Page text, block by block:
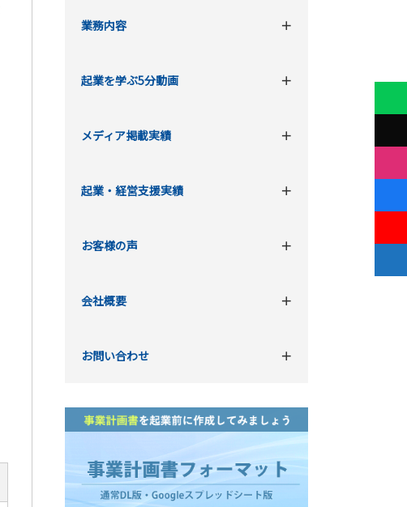
業務内容
起業を学ぶ5分動画
メディア掲載実績
起業・経営支援実績
お客様の声
会社概要
お問い合わせ